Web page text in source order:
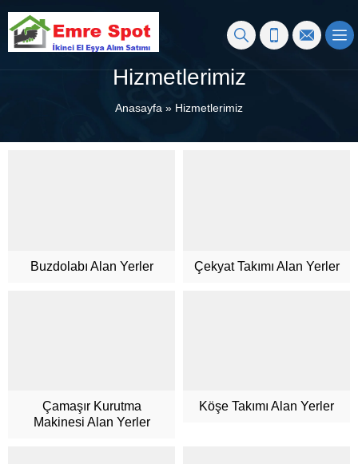
Hizmetlerimiz
Anasayfa » Hizmetlerimiz
Buzdolabı Alan Yerler Çekyat Takımı Alan Yerler
Çamaşır Kurutma
Makinesi Alan Yerler
Köşe Takımı Alan Yerler